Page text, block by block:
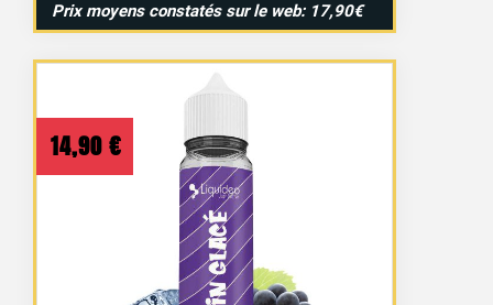
Prix moyens constatés sur le web: 17,90€
14,90 €